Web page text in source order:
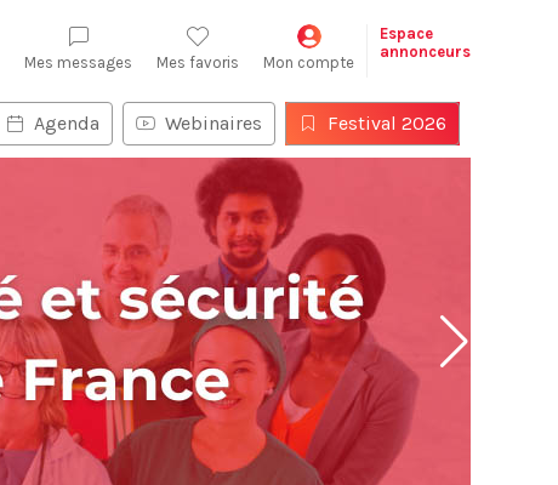
Mes messages Mes favoris Mon compte
Espace
annonceurs
Agenda Webinaires Festival 2026